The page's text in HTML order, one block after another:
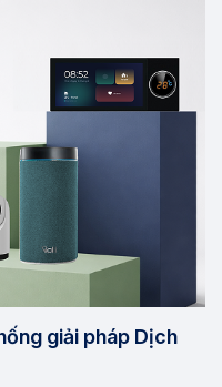
giải pháp Dịch